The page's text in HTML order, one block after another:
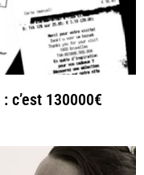
c’est 130000€